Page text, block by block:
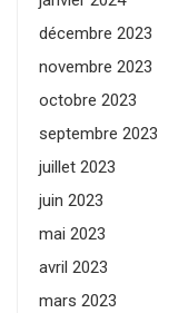
décembre 2023
novembre 2023
octobre 2023
septembre 2023
juillet 2023
juin 2023
mai 2023
avril 2023
mars 2023